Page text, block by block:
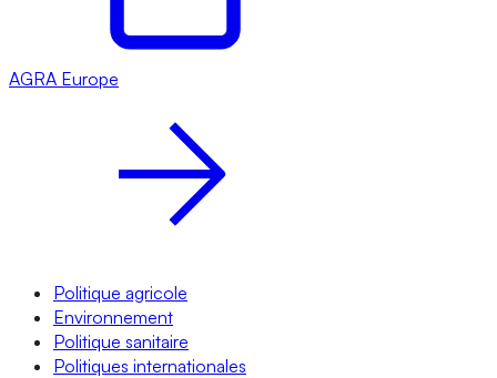
AGRA Europe
Politique agricole
Environnement
Politique sanitaire
Politiques internationales